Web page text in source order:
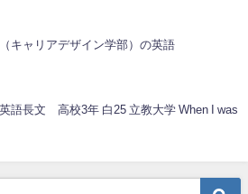
キャリアデザイン学部）の英語
大学入試英語長文 高校3年 白25 立教大学 When I was